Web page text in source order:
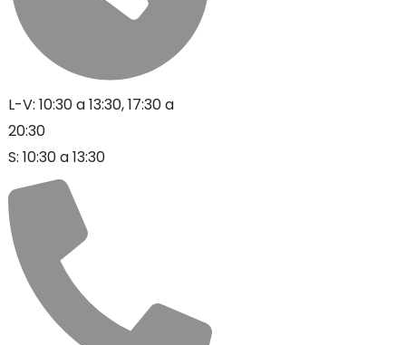
L-V: 10:30 a 13:30, 17:30 a
20:30
S: 10:30 a 13:30